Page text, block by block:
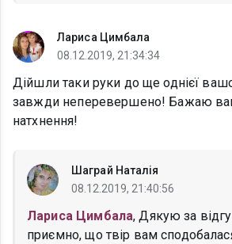
Лариса Цимбала
08.12.2019, 21:34:34
Дійшли таки руки до ще однієї
завжди неперевершено! Бажаю вам
натхнення!
Шаграй Наталія
08.12.2019, 21:40:56
Лариса Цимбала, Дякую за
приємно, що твір вам